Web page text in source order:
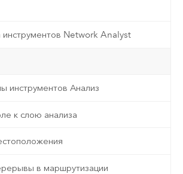
инструментов Network Analyst
инструментов Анализ
к слою анализа
в маршрутизации